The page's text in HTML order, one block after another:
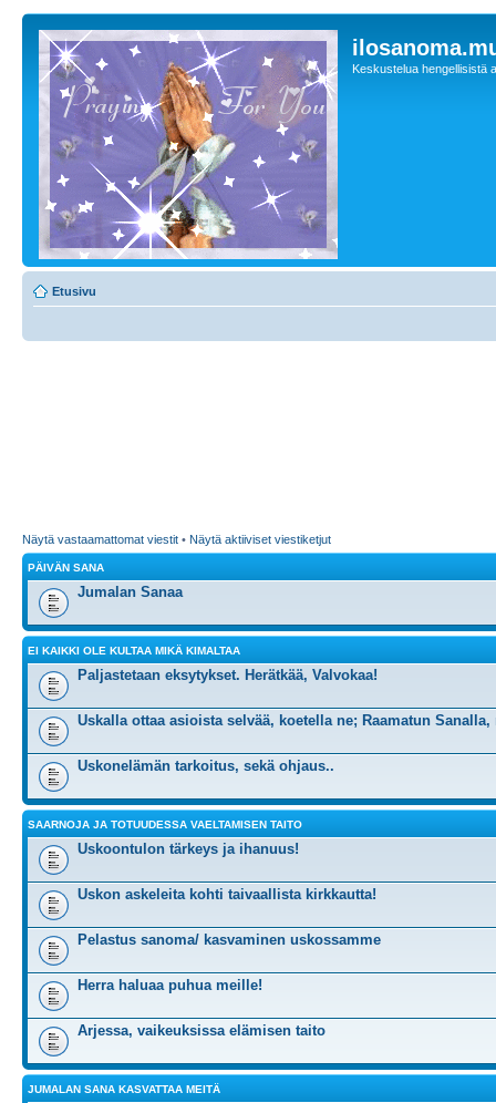
Keskustelua hengellisistä
Etusivu
Näytä vastaamattomat viestit • Näytä aktiiviset viestiketjut
PÄIVÄN SANA
Jumalan Sanaa
EI KAIKKI OLE KULTAA MIKÄ KIMALTAA
Paljastetaan eksytykset. Herätkää, Valvokaa!
Uskalla ottaa asioista selvää, koetella ne; Raamatun
Uskonelämän tarkoitus, sekä ohjaus..
SAARNOJA JA TOTUUDESSA VAELTAMISEN TAITO
Uskoontulon tärkeys ja ihanuus!
Uskon askeleita kohti taivaallista kirkkautta!
Pelastus sanoma/ kasvaminen uskossamme
Herra haluaa puhua meille!
Arjessa, vaikeuksissa elämisen taito
JUMALAN SANA KASVATTAA MEITÄ